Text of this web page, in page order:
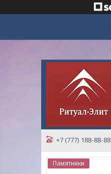
+7 (777) 188-88-88
Памятники